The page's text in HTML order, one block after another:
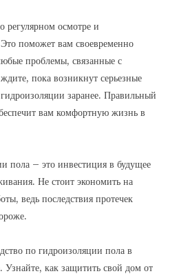
регулярном осмотре и
поможет вам своевременно
проблемы, связанные с
пока возникнут серьезные
заранее. Правильный
вам комфортную жизнь в
пола – это инвестиция в будущее
Не стоит экономить на
ведь последствия протечек
по гидроизоляции пола в
Узнайте, как защитить свой дом от